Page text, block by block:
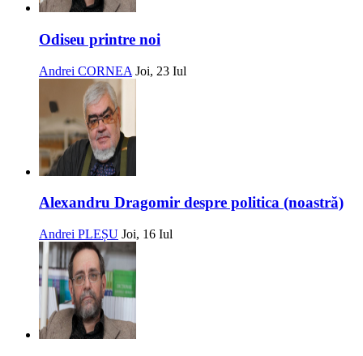
Odiseu printre noi
Andrei CORNEA Joi, 23 Iul
Alexandru Dragomir despre politica (noastră)
Andrei PLEȘU Joi, 16 Iul